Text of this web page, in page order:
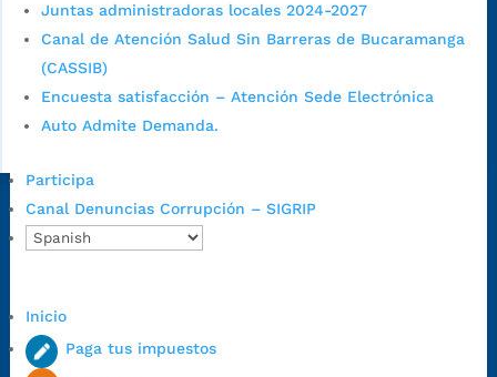
Juntas administradoras locales 2024-2027
Canal de Atención Salud Sin Barreras de Bucaramanga
(CASSIB)
Encuesta satisfacción – Atención Sede Electrónica
Auto Admite Demanda.
Participa
Canal Denuncias Corrupción – SIGRIP
Inicio
Paga tus impuestos
Dirección Fase I:Calle 35 # 10-43, Bucaramanga, Santander,
Colombia.
Horario de Atención: Lunes a jueves de 7:00 a.m. a 12:00 m y de